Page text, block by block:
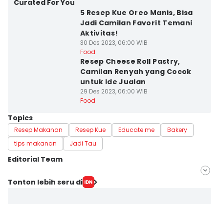
Curated For You
5 Resep Kue Oreo Manis, Bisa
Jadi Camilan Favorit Temani
Aktivitas!
30 Des 2023, 06:00 WIB
Food
Resep Cheese Roll Pastry,
Camilan Renyah yang Cocok
untuk Ide Jualan
29 Des 2023, 06:00 WIB
Food
Topics
Resep Makanan Resep Kue Educate me
Bakery
tips makanan
Jadi Tau
Editorial Team
Editor
Tonton lebih seru di